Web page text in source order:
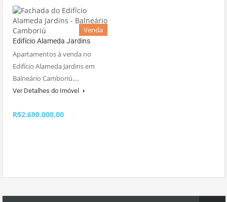
Venda
Edifício Alameda Jardins
Apartamentos à venda no
Edifício Alameda Jardins em
Balneário Camboriú.…
Ver Detalhes do Imóvel
R$2.690.000,00